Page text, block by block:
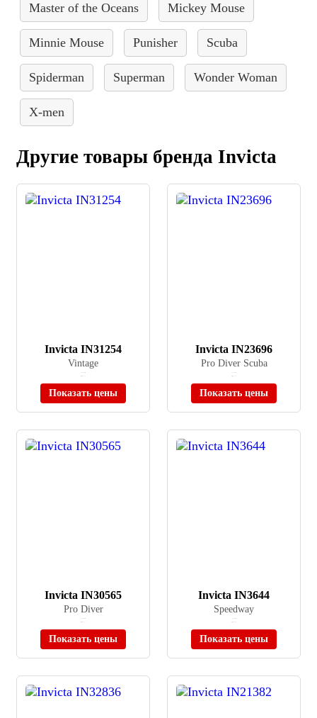
Master of the Oceans Mickey Mouse
Minnie Mouse Punisher Scuba
Spiderman Superman Wonder Woman
X-men
Другие товары бренда Invicta
Invicta IN31254
Vintage
Показать цены
Invicta IN23696
Pro Diver Scuba
Показать цены
Invicta IN30565
Pro Diver
Показать цены
Invicta IN3644
Speedway
Показать цены